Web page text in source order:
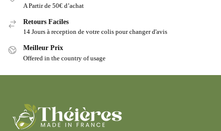
A Partir de 50€ d’achat
Retours Faciles
14 Jours à reception de votre colis pour changer d'avis
Meilleur Prix
Offered in the country of usage